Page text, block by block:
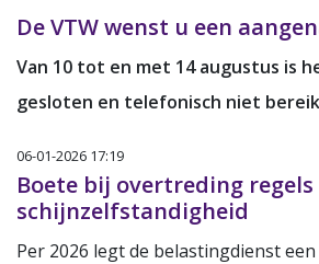
De VTW wenst u een
Van 10 tot en met 14 augustus is
gesloten en telefonisch niet
06-01-2026 17:19
Boete bij overtreding regels
schijnzelfstandigheid
Per 2026 legt de belastingdienst